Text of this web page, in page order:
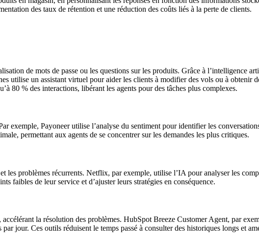
des taux de rétention et une réduction des coûts liés à la perte de clients.
de mots de passe ou les questions sur les produits. Grâce à l’intelligence
utilise un assistant virtuel pour aider les clients à modifier des vols ou à obtenir
80 % des interactions, libérant les agents pour des tâches plus complexes.
exemple, Payoneer utilise l’analyse du sentiment pour identifier les
permettant aux agents de se concentrer sur les demandes les plus critiques.
les problèmes récurrents. Netflix, par exemple, utilise l’IA pour analyser les
faibles de leur service et d’ajuster leurs stratégies en conséquence.
la résolution des problèmes. HubSpot Breeze Customer Agent, par
jour. Ces outils réduisent le temps passé à consulter des historiques longs et